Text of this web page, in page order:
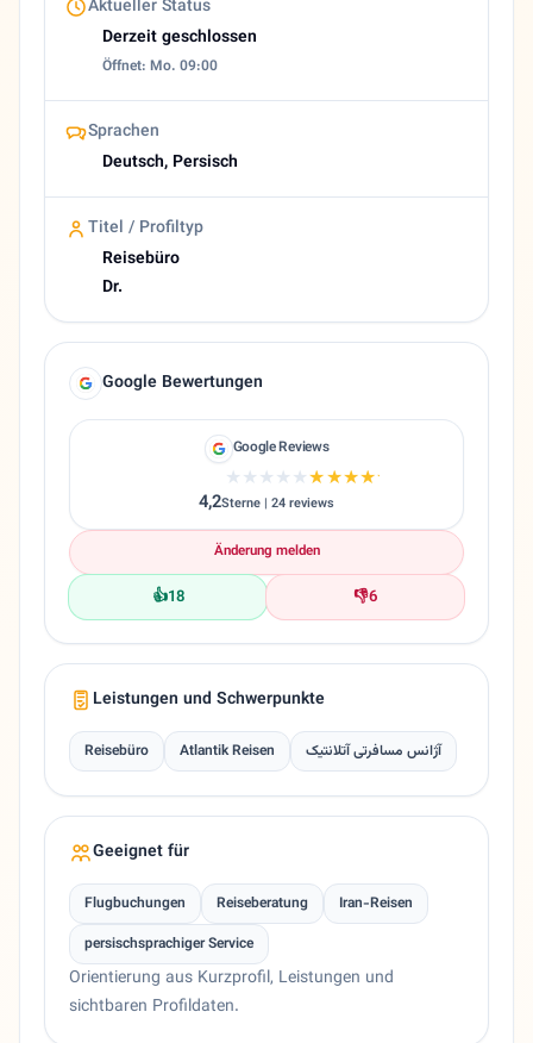
Aktueller Status
Derzeit geschlossen
Öffnet: Mo. 09:00
Sprachen
Deutsch, Persisch
Titel / Profiltyp
Reisebüro
Dr.
Google Bewertungen
Google Reviews
★★★★★★★★★★
4,2Sterne | 24 reviews
Änderung melden
👍18 👎6
Leistungen und Schwerpunkte
Reisebüro Atlantik Reisen آژانس مسافرتی آتلانتیک
Geeignet für
Flugbuchungen Reiseberatung
Iran-Reisen
persischsprachiger Service
Orientierung aus Kurzprofil, Leistungen und
sichtbaren Profildaten.